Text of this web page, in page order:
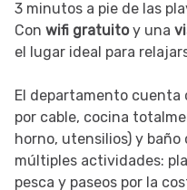
3 minutos a pie de las
Con wifi gratuitoy una
el lugar ideal para
El departamento cuenta
por cable, cocina
horno, utensilios) y
múltiples actividades:
pesca y paseos por la